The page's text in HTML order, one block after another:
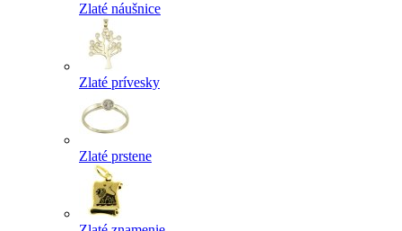
Zlaté náušnice
Zlaté prívesky
Zlaté prstene